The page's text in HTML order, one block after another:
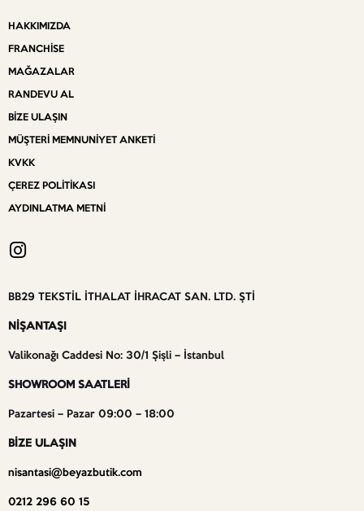
HAKKIMIZDA
FRANCHISE
MAĞAZALAR
RANDEVU AL
BIZE ULAŞIN
MÜŞTERI MEMNUNIYET ANKETI
KVKK
ÇEREZ POLITIKASI
AYDINLATMA METNI
BB29 TEKSTİL İTHALAT İHRACAT SAN. LTD. ŞTİ
NİŞANTAŞI
Valikonağı Caddesi No: 30/1 Şişli – İstanbul
SHOWROOM SAATLERİ
Pazartesi – Pazar 09:00 – 18:00
BİZE ULAŞIN
nisantasi@beyazbutik.com
0212 296 60 15